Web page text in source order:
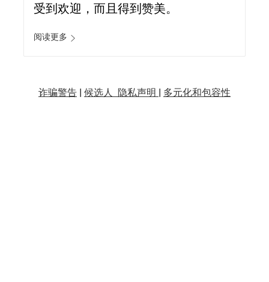
受到欢迎，而且得到赞美。
阅读更多
诈骗警告| 候选人 隐私声明 | 多元化和包容性